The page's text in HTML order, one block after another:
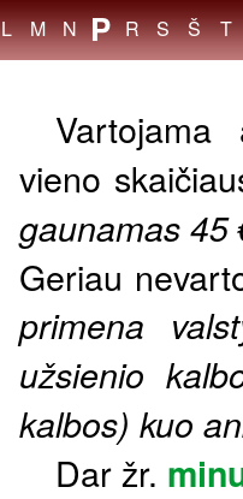
L M N P R S Š T
Vartojama
vieno
gaunamas 45
Geriau
primena
užsienio
kalbos) kuo
Dar žr.